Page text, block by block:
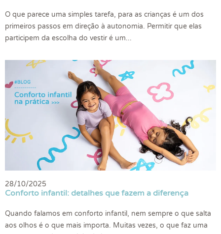
O que parece uma simples tarefa, para as crianças é um dos
primeiros passos em direção à autonomia. Permitir que elas
participem da escolha do vestir é um...
28/10/2025
Conforto infantil: detalhes que fazem a diferença
Quando falamos em conforto infantil, nem sempre o que salta
aos olhos é o que mais importa. Muitas vezes, o que faz uma